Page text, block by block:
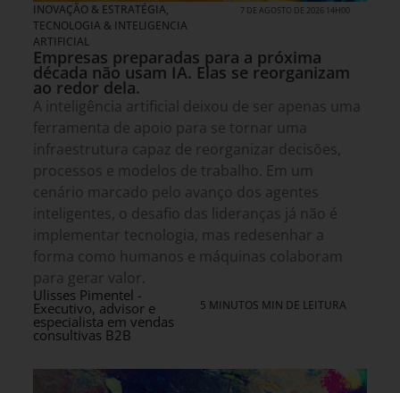
INOVAÇÃO & ESTRATÉGIA,
TECNOLOGIA & INTELIGENCIA
ARTIFICIAL
7 DE AGOSTO DE 2026 14H00
Empresas preparadas para a próxima
década não usam IA. Elas se reorganizam
ao redor dela.
A inteligência artificial deixou de ser apenas uma
ferramenta de apoio para se tornar uma
infraestrutura capaz de reorganizar decisões,
processos e modelos de trabalho. Em um
cenário marcado pelo avanço dos agentes
inteligentes, o desafio das lideranças já não é
implementar tecnologia, mas redesenhar a
forma como humanos e máquinas colaboram
para gerar valor.
Ulisses Pimentel -
Executivo, advisor e
especialista em vendas
consultivas B2B
5 MINUTOS MIN DE LEITURA